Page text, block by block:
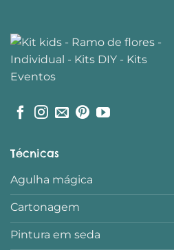
Técnicas
Agulha mágica
Cartonagem
Pintura em seda